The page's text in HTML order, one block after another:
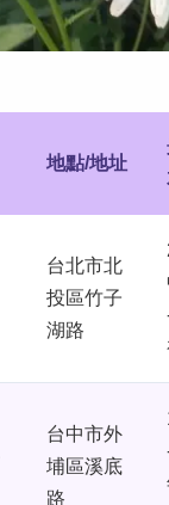
地點/地址
台北市北
投區竹子
湖路
台中市外
埔區溪底
路